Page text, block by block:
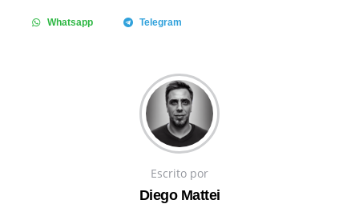
Whatsapp Telegram
Escrito por
Diego Mattei